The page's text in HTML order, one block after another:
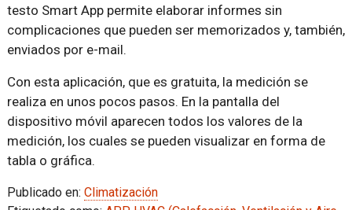
testo Smart App permite elaborar informes sin
complicaciones que pueden ser memorizados y, también,
enviados por e-mail.
Con esta aplicación, que es gratuita, la medición se
realiza en unos pocos pasos. En la pantalla del
dispositivo móvil aparecen todos los valores de la
medición, los cuales se pueden visualizar en forma de
tabla o gráfica.
Publicado en: Climatización